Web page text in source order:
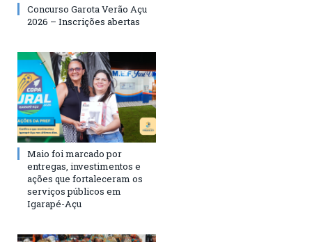
Concurso Garota Verão Açu
2026 – Inscrições abertas
Maio foi marcado por
entregas, investimentos e
ações que fortaleceram os
serviços públicos em
Igarapé-Açu